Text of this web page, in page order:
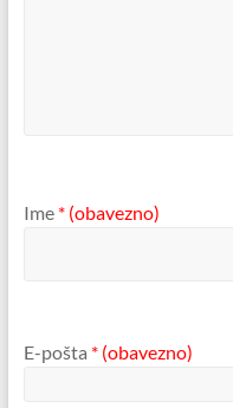
Ime * (obavezno)
E-pošta * (obavezno)